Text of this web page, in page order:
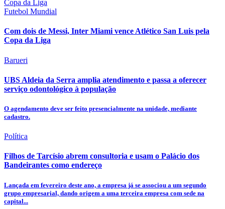
Futebol Mundial
Com dois de Messi, Inter Miami vence Atlético San Luis pela
Copa da Liga
Barueri
UBS Aldeia da Serra amplia atendimento e passa a oferecer
serviço odontológico à população
O agendamento deve ser feito presencialmente na unidade, mediante
cadastro.
Política
Filhos de Tarcísio abrem consultoria e usam o Palácio dos
Bandeirantes como endereço
Lançada em fevereiro deste ano, a empresa já se associou a um segundo
grupo empresarial, dando origem a uma terceira empresa com sede na
capital...